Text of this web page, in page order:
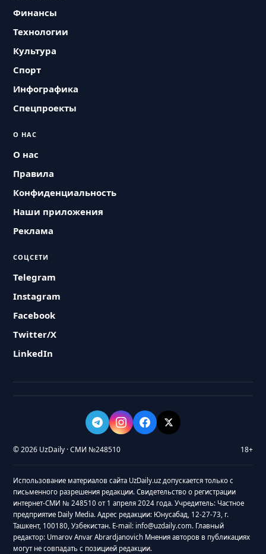
Финансы
Технологии
Культура
Спорт
Инфографика
Спецпроекты
О НАС
О нас
Правила
Конфиденциальность
Наши приложения
Реклама
СОЦСЕТИ
Telegram
Instagram
Facebook
Twitter/X
LinkedIn
© 2026 UzDaily · СМИ №248510 18+
Использование материалов сайта UzDaily.uz допускается только с
письменного разрешения редакции. Свидетельство о регистрации
интернет-СМИ № 248510 от 1 апреля 2024 года. Учредитель: Частное
предприятие Daily Media. Адрес редакции: Юнусабад, 12-27-73, г.
Ташкент, 100180, Узбекистан. E-mail: info@uzdaily.com. Главный
редактор: Umarov Anvar Abrardjanovich Мнения авторов в публикациях
могут не совпадать с позицией редакции.